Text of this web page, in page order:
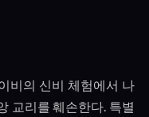
비의 신비 체험에서 나
교리를 훼손한다. 특별